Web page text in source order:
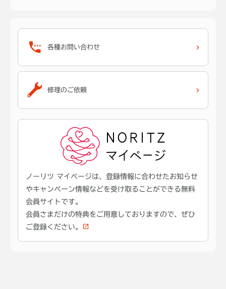
各種お問い合わせ
修理のご依頼
ノーリツ マイページは、登録情報に合わせたお知らせ
やキャンペーン情報などを受け取ることができる無料
会員サイトです。
会員さまだけの特典をご用意しておりますので、ぜひ
ご登録ください。